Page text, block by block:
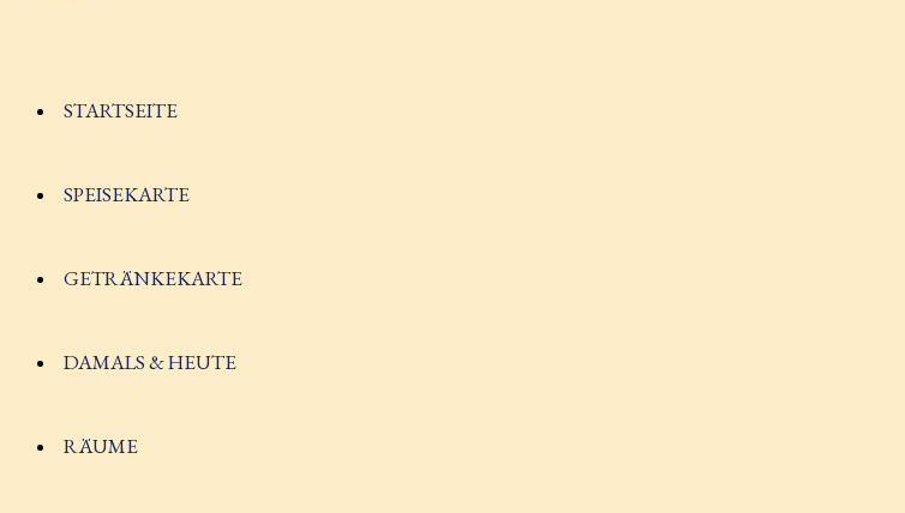
STARTSEITE
SPEISEKARTE
GETRÄNKEKARTE
DAMALS & HEUTE
RÄUME